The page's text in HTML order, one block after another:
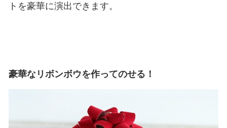
トを豪華に演出できます。
豪華なリボンボウを作ってのせる！